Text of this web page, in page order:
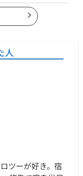
人
ツーが好き。宿